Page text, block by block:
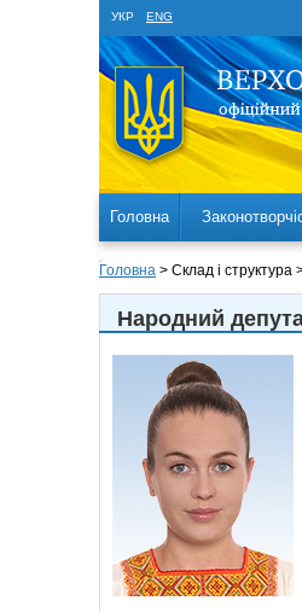
УКР ENG
Головна
Головна > Склад і структура
Народний